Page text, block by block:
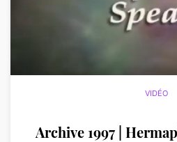
VIDÉO
Archive 1997 |